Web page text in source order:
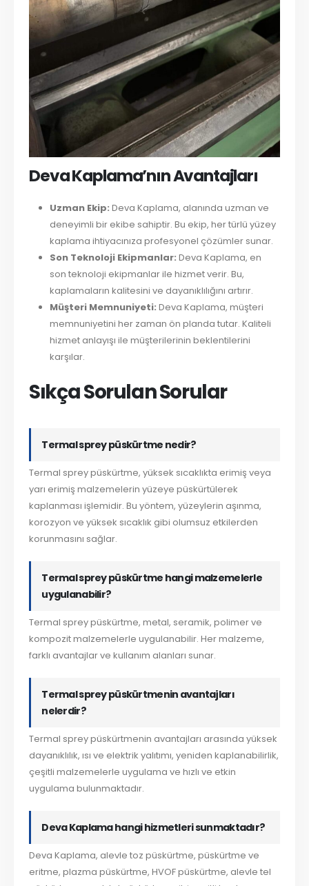
Deva Kaplama’nın Avantajları
Uzman Ekip: Deva Kaplama, alanında uzman ve
deneyimli bir ekibe sahiptir. Bu ekip, her türlü yüzey
kaplama ihtiyacınıza profesyonel çözümler sunar.
Son Teknoloji Ekipmanlar: Deva Kaplama, en
son teknoloji ekipmanlar ile hizmet verir. Bu,
kaplamaların kalitesini ve dayanıklılığını artırır.
Müşteri Memnuniyeti: Deva Kaplama, müşteri
memnuniyetini her zaman ön planda tutar. Kaliteli
hizmet anlayışı ile müşterilerinin beklentilerini
karşılar.
Sıkça Sorulan Sorular
Termal sprey püskürtme nedir?
Termal sprey püskürtme, yüksek sıcaklıkta erimiş veya
yarı erimiş malzemelerin yüzeye püskürtülerek
kaplanması işlemidir. Bu yöntem, yüzeylerin aşınma,
korozyon ve yüksek sıcaklık gibi olumsuz etkilerden
korunmasını sağlar.
Termal sprey püskürtme hangi malzemelerle
uygulanabilir?
Termal sprey püskürtme, metal, seramik, polimer ve
kompozit malzemelerle uygulanabilir. Her malzeme,
farklı avantajlar ve kullanım alanları sunar.
Termal sprey püskürtmenin avantajları
nelerdir?
Termal sprey püskürtmenin avantajları arasında yüksek
dayanıklılık, ısı ve elektrik yalıtımı, yeniden kaplanabilirlik,
çeşitli malzemelerle uygulama ve hızlı ve etkin
uygulama bulunmaktadır.
Deva Kaplama hangi hizmetleri sunmaktadır?
Deva Kaplama, alevle toz püskürtme, püskürtme ve
eritme, plazma püskürtme, HVOF püskürtme, alevle tel